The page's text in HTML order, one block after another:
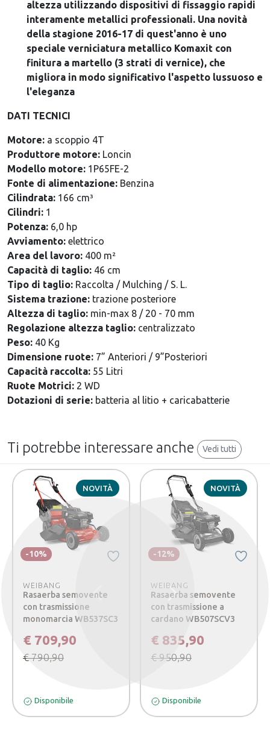
altezza utilizzando dispositivi di fissaggio rapidi
interamente metallici professionali. Una novità
della stagione 2016-17 di quest'anno è uno
speciale verniciatura metallico Komaxit con
finitura a martello (3 strati di vernice), che
migliora in modo significativo l'aspetto lussuoso e
l'eleganza
DATI TECNICI
Motore: a scoppio 4T
Produttore motore: Loncin
Modello motore: 1P65FE-2
Fonte di alimentazione: Benzina
Cilindrata: 166 cm³
Cilindri: 1
Potenza: 6,0 hp
Avviamento: elettrico
Area del lavoro: 400 m²
Capacità di taglio: 46 cm
Tipo di taglio: Raccolta / Mulching / S. L.
Sistema trazione: trazione posteriore
Altezza di taglio: min-max 8 / 20 - 70 mm
Regolazione altezza taglio: centralizzato
Peso: 40 Kg
Dimensione ruote: 7” Anteriori / 9”Posteriori
Capacità raccolta: 55 Litri
Ruote Motrici: 2 WD
Dotazioni di serie: batteria al litio + caricabatterie
Ti potrebbe interessare anche Vedi tutti
NOVITÀ
WEIBANG
Rasaerba semovente
con trasmissione
monomarcia WB537SC3
€ 709,90
€ 790,90
-10%
Disponibile
NOVITÀ
WEIBANG
Rasaerba semovente
con trasmissione a
cardano WB507SCV3
€ 835,90
€ 950,90
-12%
Disponibile
Precedente Successivo